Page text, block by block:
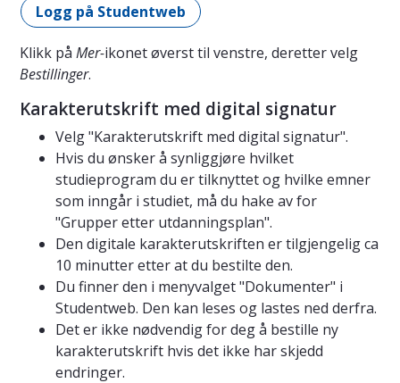
Logg på Studentweb
Klikk på Mer-ikonet øverst til venstre, deretter velg
Bestillinger.
Karakterutskrift med digital signatur
Velg "Karakterutskrift med digital signatur".
Hvis du ønsker å synliggjøre hvilket
studieprogram du er tilknyttet og hvilke emner
som inngår i studiet, må du hake av for
"Grupper etter utdanningsplan".
Den digitale karakterutskriften er tilgjengelig ca
10 minutter etter at du bestilte den.
Du finner den i menyvalget "Dokumenter" i
Studentweb. Den kan leses og lastes ned derfra.
Det er ikke nødvendig for deg å bestille ny
karakterutskrift hvis det ikke har skjedd
endringer.